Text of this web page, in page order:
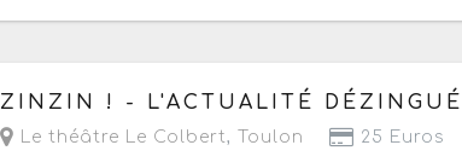
Le samedi 12 septembre 2026 à partir de 20h30
ZINZIN ! - L'ACTUALITÉ
Le théâtre Le Colbert, Toulon 25 Euros